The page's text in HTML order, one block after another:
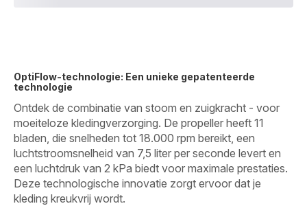
OptiFlow-technologie: Een unieke gepatenteerde
technologie
Ontdek de combinatie van stoom en zuigkracht - voor
moeiteloze kledingverzorging. De propeller heeft 11
bladen, die snelheden tot 18.000 rpm bereikt, een
luchtstroomsnelheid van 7,5 liter per seconde levert en
een luchtdruk van 2 kPa biedt voor maximale prestaties.
Deze technologische innovatie zorgt ervoor dat je
kleding kreukvrij wordt.